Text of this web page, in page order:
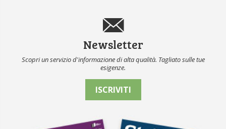
Newsletter
Scopri un servizio d'informazione di alta qualità. Tagliato sulle tue
esigenze.
ISCRIVITI